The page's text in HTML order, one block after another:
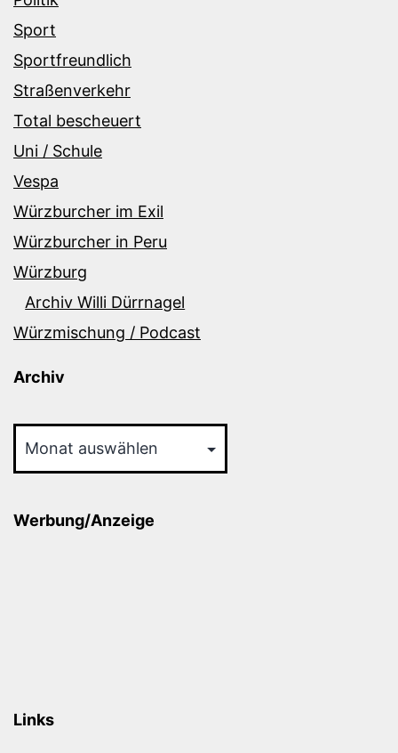
Sport
Sportfreundlich
Straßenverkehr
Total bescheuert
Uni / Schule
Vespa
Würzburcher im Exil
Würzburcher in Peru
Würzburg
Archiv Willi Dürrnagel
Würzmischung / Podcast
Archiv
Werbung/Anzeige
Links